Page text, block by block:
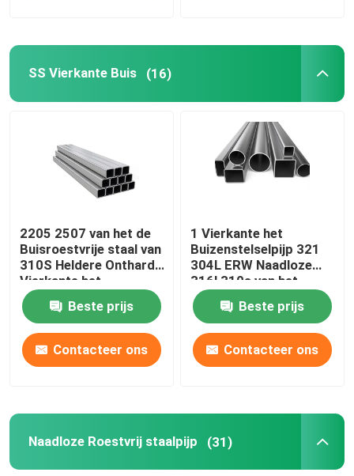
SS Vierkante Buis (16)
2205 2507 van het de
Buisroestvrije staal van
310S Heldere Ontharde
Vierkante het
Buizenstelselleveranciers
201 304 304L 316
316L
Beste prijs
Contacteer ons
1 Vierkante het
Buizenstelselpijp 321
304L ERW Naadloze
316l 310s van het
duimroestvrije staal 0,4
Mm
Beste prijs
Contacteer ons
Naadloze Roestvrij staalpijp (31)